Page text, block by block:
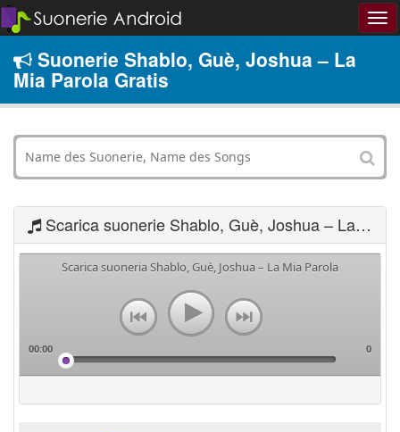
Suonerie Shablo, Guè, Joshua – La
Mia Parola Gratis
Scarica suonerie Shablo, Guè, Joshua – La Mia Parola
Scarica suoneria Shablo, Guè, Joshua – La Mia Parola
00:00 0